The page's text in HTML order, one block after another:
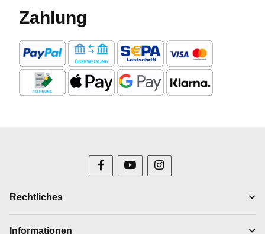
Zahlung
Rechtliches
Informationen